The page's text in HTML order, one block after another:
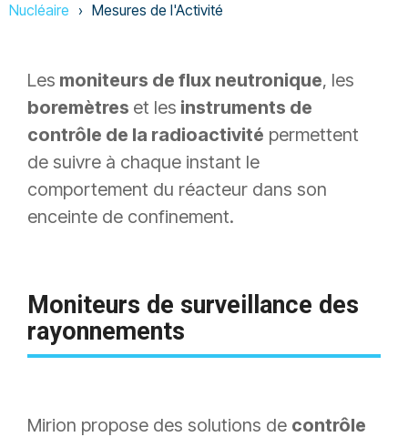
Nucléaire Mesures de l'Activité
Les moniteurs de flux neutronique, les
boremètres et les instruments de
contrôle de la radioactivité permettent
de suivre à chaque instant le
comportement du réacteur dans son
enceinte de confinement.
Moniteurs de surveillance des
rayonnements
Mirion propose des solutions de contrôle